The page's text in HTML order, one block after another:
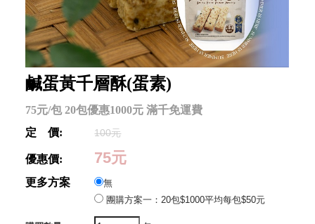
鹹蛋黃千層酥(蛋素)
75元/包 20包優惠1000元 滿千免運費
定 價:
100元
優惠價: 75元
更多方案
無
團購方案一：20包$1000平均每包$50元